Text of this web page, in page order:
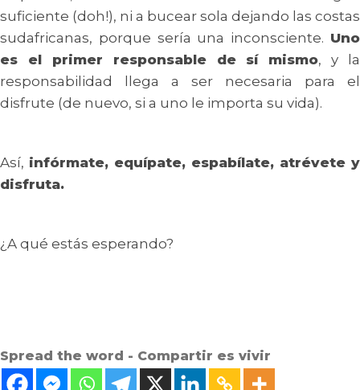
suficiente (doh!), ni a bucear sola dejando las costas
sudafricanas, porque sería una inconsciente. Uno
es el primer responsable de sí mismo, y la
responsabilidad llega a ser necesaria para el
disfrute (de nuevo, si a uno le importa su vida).
Así, infórmate, equípate, espabílate, atrévete y
disfruta.
¿A qué estás esperando?
Spread the word - Compartir es vivir